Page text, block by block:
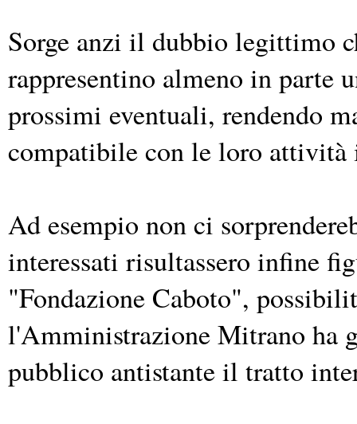
Sorge anzi il dubbio legittimo
rappresentino almeno in parte
prossimi eventuali, rendendo
compatibile con le loro attività
Ad esempio non ci
interessati risultassero infine
"Fondazione Caboto",
l'Amministrazione Mitrano ha
pubblico antistante il tratto